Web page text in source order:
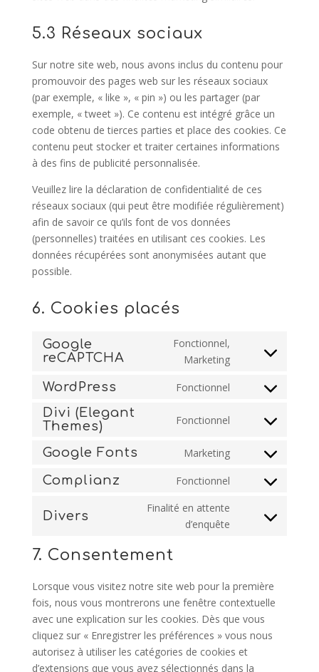
5.3 Réseaux sociaux
Sur notre site web, nous avons inclus du contenu pour
promouvoir des pages web sur les réseaux sociaux
(par exemple, « like », « pin ») ou les partager (par
exemple, « tweet »). Ce contenu est intégré grâce un
code obtenu de tierces parties et place des cookies. Ce
contenu peut stocker et traiter certaines informations
à des fins de publicité personnalisée.
Veuillez lire la déclaration de confidentialité de ces
réseaux sociaux (qui peut être modifiée régulièrement)
afin de savoir ce qu’ils font de vos données
(personnelles) traitées en utilisant ces cookies. Les
données récupérées sont anonymisées autant que
possible.
6. Cookies placés
Google
reCAPTCHA
Fonctionnel,
Marketing
Consent
service
recaptcha
WordPress Fonctionnel
Consent
service
Divi (Elegant
Themes)
Fonctionnel
Consent
service
Google Fonts Marketing
Consent
Complianz Fonctionnel
Consent
service
Divers
Finalité en attente
d’enquête
Consent
7. Consentement
Lorsque vous visitez notre site web pour la première
fois, nous vous montrerons une fenêtre contextuelle
avec une explication sur les cookies. Dès que vous
cliquez sur « Enregistrer les préférences » vous nous
autorisez à utiliser les catégories de cookies et
d’extensions que vous avez sélectionnés dans la